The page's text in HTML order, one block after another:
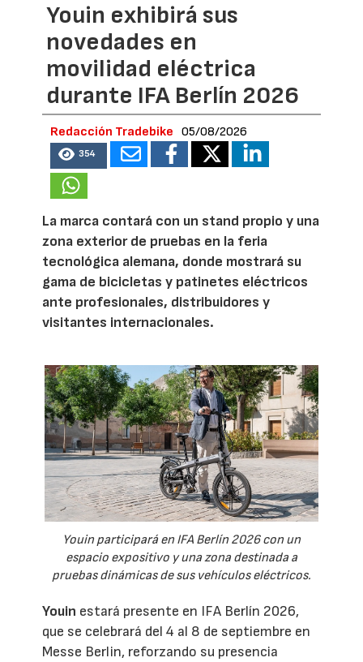
Youin exhibirá sus
novedades en
movilidad eléctrica
durante IFA Berlín 2026
Redacción Tradebike 05/08/2026
354
La marca contará con un stand propio y una
zona exterior de pruebas en la feria
tecnológica alemana, donde mostrará su
gama de bicicletas y patinetes eléctricos
ante profesionales, distribuidores y
visitantes internacionales.
Youin participará en IFA Berlín 2026 con un
espacio expositivo y una zona destinada a
pruebas dinámicas de sus vehículos eléctricos.
Youin estará presente en IFA Berlín 2026,
que se celebrará del 4 al 8 de septiembre en
Messe Berlin, reforzando su presencia